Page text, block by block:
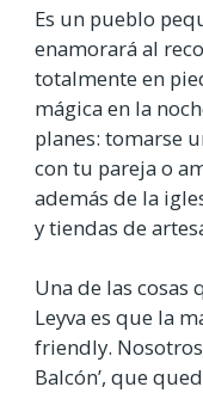
Es un pueblo
enamorará al
totalmente en
mágica en la
planes: tomarse
con tu pareja o
además de la
y tiendas de
Una de las cosas
Leyva es que la
friendly.
Balcón’, que